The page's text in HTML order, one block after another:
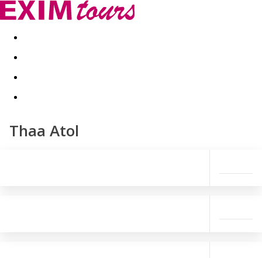
Akční nabídky Last minute
Thaa Atol